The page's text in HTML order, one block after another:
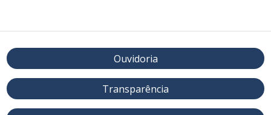
Ouvidoria
Transparência